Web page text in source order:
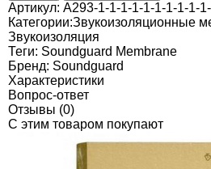
Артикул: A293-1-1-1-1-1-1-1-1-1-
Категории:Звукоизоляционные
Звукоизоляция
Теги: Soundguard Membrane
Бренд: Soundguard
Характеристики
Вопрос-ответ
Отзывы (0)
C этим товаром покупают